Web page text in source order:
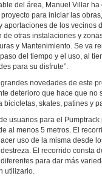
del área, Manuel Villar
para iniciar las
aportaciones de los vecinos
de otras instalaciones y
y Mantenimiento. Se va
del tiempo y el uso, al
para su disfrute”.
novedades de este
deterioro que hace que no
bicicletas, skates, patines y
usuarios para el
al menos 5 metros. El
uso de la misma desde
El recorrido consta
para dar más
utilizarlo.